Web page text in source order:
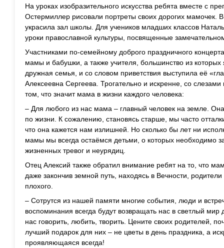
На уроках изобразительного искусства ребята вместе с
Остермиллер рисовали портреты своих дорогих мамочек.
украсила зал школы. Для учеников младших классов
уроки православной культуры, посвященные
Участниками по-семейному доброго праздничного
мамы и бабушки, а также учителя, большинство из
дружная семья, и со словом приветствия выступила её
Алексеевна Сергеева. Трогательно и искренне, со
том, что значит мама в жизни каждого человека:
– Для любого из нас мама – главный человек на земле.
по жизни. К сожалению, становясь старше, мы часто
что она кажется нам излишней. Но сколько бы лет ни
мамы мы всегда остаёмся детьми, о которых необходимо
жизненных тревог и неурядиц.
Отец Алексий также обратил внимание ребят на то, что
даже закончив земной путь, находясь в Вечности,
плохого.
– Сотрутся из нашей памяти многие события, люди и
воспоминания всегда будут возвращать нас в светлый мир
нас говорить, любить, творить. Цените своих родителей,
лучший подарок для них – не цветы в день праздника, а
проявляющаяся всегда!